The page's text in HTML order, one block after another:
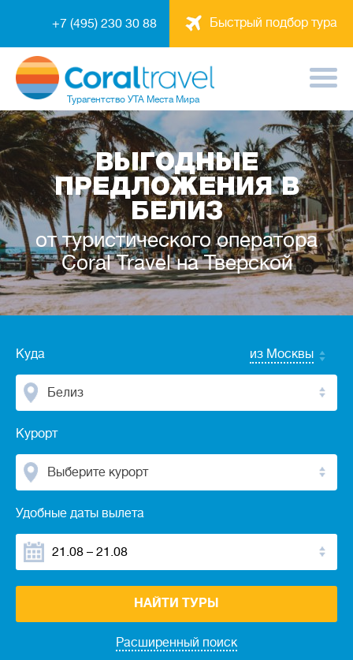
Быстрый подбор тура
+7 (495) 230 30 88
Турагентство УТА Места Мира
ВЫГОДНЫЕ
ПРЕДЛОЖЕНИЯ В
БЕЛИЗ
от туристического оператора
Coral Travel на Тверской
Куда из Москвы
Белиз
Курорт
Выберите курорт
Удобные даты вылета
Расширенный поиск
НАЙТИ ТУРЫ